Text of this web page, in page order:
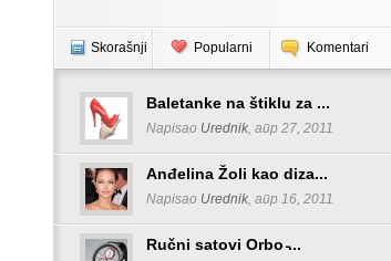
Skorašnji Popularni Komentari
Baletanke na štiklu za ...
Napisao Urednik, апр 27, 2011
Anđelina Žoli kao diza...
Napisao Urednik, апр 16, 2011
Ručni satovi Orbo ̵...